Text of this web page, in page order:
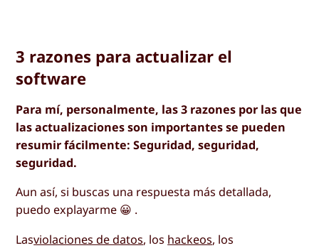
3 razones para actualizar el
software
Para mí, personalmente, las 3 razones por las que
las actualizaciones son importantes se pueden
resumir fácilmente: Seguridad, seguridad,
seguridad.
Aun así, si buscas una respuesta más detallada,
puedo explayarme 😀 .
Lasviolaciones de datos, los hackeos, los